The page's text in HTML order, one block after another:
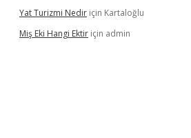
Yat Turizmi Nedir için Kartaloğlu
Miş Eki Hangi Ektir için admin